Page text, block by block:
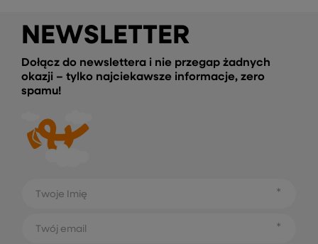
NEWSLETTER
Dołącz do newslettera i nie przegap żadnych
okazji – tylko najciekawsze informacje, zero
spamu!
Twoje Imię
Twój email